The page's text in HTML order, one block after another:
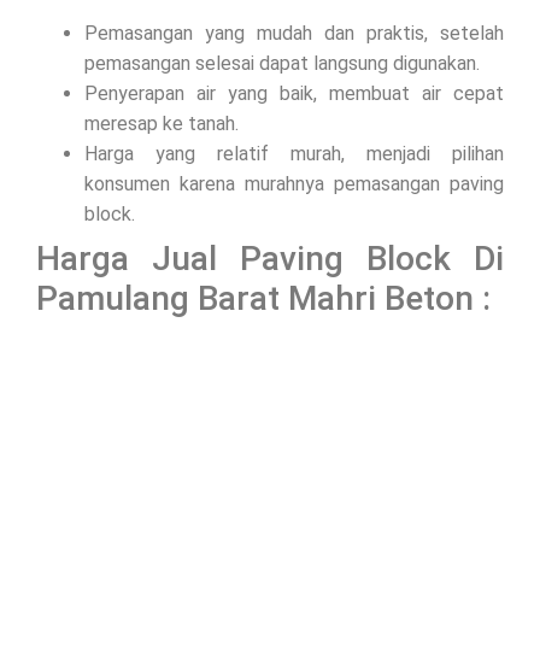
Pemasangan yang mudah dan praktis, setelah
pemasangan selesai dapat langsung digunakan.
Penyerapan air yang baik, membuat air cepat
meresap ke tanah.
Harga yang relatif murah, menjadi pilihan
konsumen karena murahnya pemasangan paving
block.
Harga Jual Paving Block Di
Pamulang Barat Mahri Beton :